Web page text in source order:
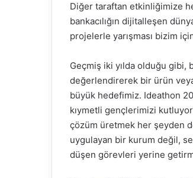
Diğer taraftan etkinliğimize
bankacılığın dijitalleşen
projelerle yarışması bizim
Geçmiş iki yılda olduğu gibi,
değerlendirerek bir ürün
büyük hedefimiz. Ideathon
kıymetli gençlerimizi
çözüm üretmek her şeyden
uygulayan bir kurum değil,
düşen görevleri yerine